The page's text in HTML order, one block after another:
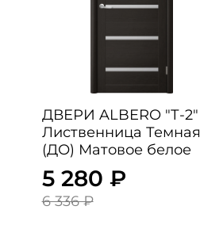
ДВЕРИ ALBERO "Т-2"
Лиственница Темная
(ДО) Матовое белое
5 280 ₽
6 336 ₽